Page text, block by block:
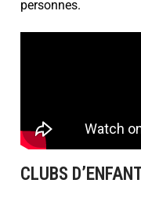
personnes.
CLUBS